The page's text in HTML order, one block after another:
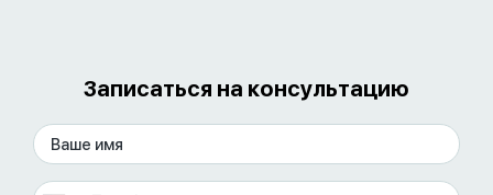
Записаться на консультацию